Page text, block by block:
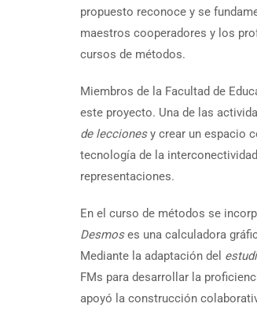
propuesto reconoce y se
maestros cooperadores y los
cursos de métodos.
Miembros de la Facultad de
este proyecto. Una de las
de leccionesy crear un espacio
tecnología de la
representaciones.
En el curso de métodos se
Desmoses una calculadora
Mediante la adaptación del
FMs para desarrollar la
apoyó la construcción